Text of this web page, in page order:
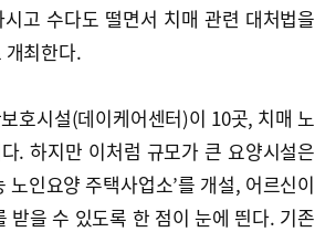
고 수다도 떨면서 치매 관련 대처법을
개최한다.
호시설(데이케어센터)이 10곳, 치매 노
. 하지만 이처럼 규모가 큰 요양시설은
인요양 주택사업소’를 개설, 어르신이
받을 수 있도록 한 점이 눈에 띈다. 기존